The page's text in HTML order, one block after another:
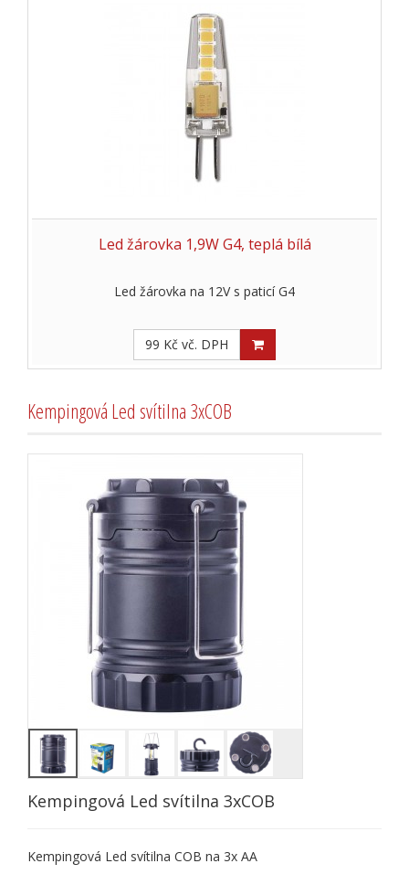
Led žárovka 1,9W G4, teplá bílá
Led žárovka na 12V s paticí G4
99 Kč vč. DPH
Kempingová Led svítilna 3xCOB
Kempingová Led svítilna 3xCOB
Kempingová Led svítilna COB na 3x AA